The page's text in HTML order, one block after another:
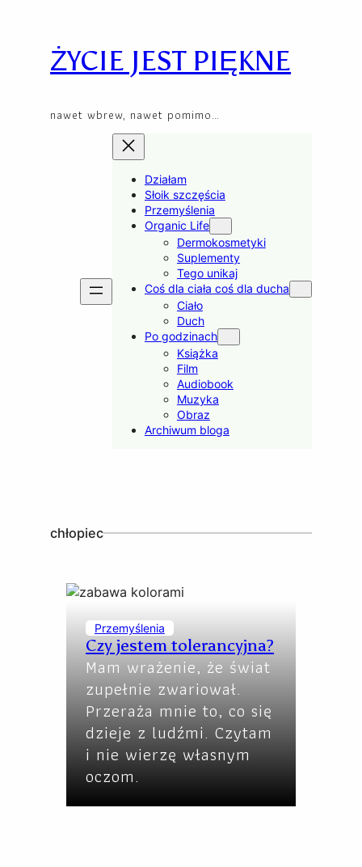
contentŻYCIE JEST PIĘKNE
nawet wbrew, nawet pomimo…
Działam
Słoik szczęścia
Przemyślenia
Organic Life
Dermokosmetyki
Suplementy
Tego unikaj
Coś dla ciała coś dla ducha
Ciało
Duch
Po godzinach
Książka
Film
Audiobook
Muzyka
Obraz
Archiwum bloga
chłopiec
Przemyślenia
Czy jestem tolerancyjna?
Mam wrażenie, że świat
zupełnie zwariował.
Przeraża mnie to, co się
dzieje z ludźmi. Czytam
i nie wierzę własnym
oczom.